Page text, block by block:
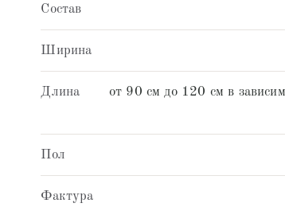
Состав
Ширина
Длина от 90 см до 120 см в
Пол
Фактура